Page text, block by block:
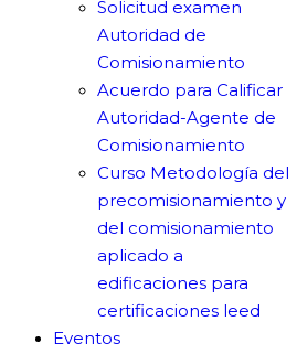
Solicitud examen
Autoridad de
Comisionamiento
Acuerdo para Calificar
Autoridad-Agente de
Comisionamiento
Curso Metodología del
precomisionamiento y
del comisionamiento
aplicado a
edificaciones para
certificaciones leed
Eventos